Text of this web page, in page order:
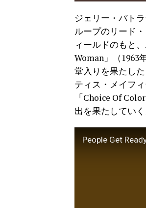
ジェリー・バト
ループのリード
ィールドのもと
Woman」（1963
堂入りを果たした
ティス・メイフ
「Choice Of
出を果たしていく
People Get